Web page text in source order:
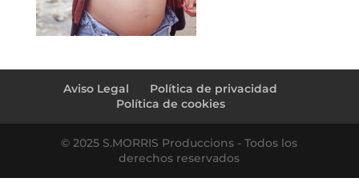
Aviso Legal
Política de privacidad
Política de cookies
© 2025 S.MORRIS Produccions - Todos los
derechos reservados